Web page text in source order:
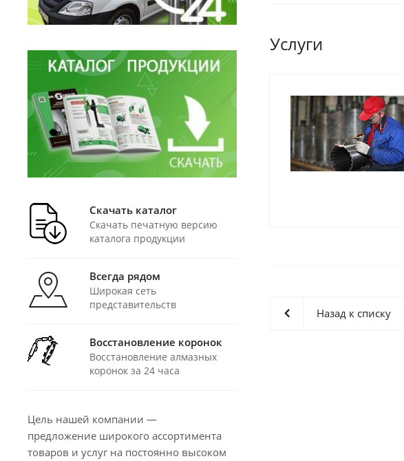
Услуги
Назад к списку
Скачать каталог
Скачать печатную версию
каталога продукции
Всегда рядом
Широкая сеть
представительств
Восстановление коронок
Восстановление алмазных
коронок за 24 часа
Цель нашей компании —
предложение широкого ассортимента
товаров и услуг на постоянно высоком